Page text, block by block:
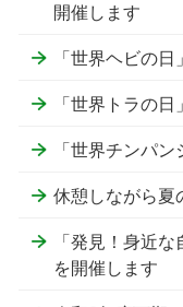
開催します
「世界ヘビの
「世界トラの
「世界チンパ
休憩しながら夏
「発見！身近
を開催します